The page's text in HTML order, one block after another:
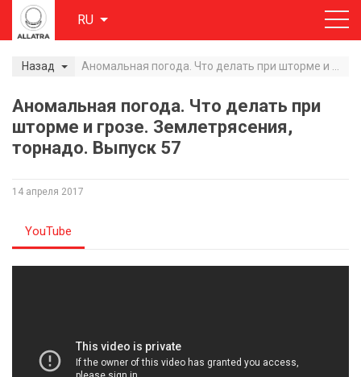
RU
Назад
Аномальная погода. Что делать при
шторме и грозе. Землетрясения,
торнадо. Выпуск 57
14 апреля 2017
YouTube